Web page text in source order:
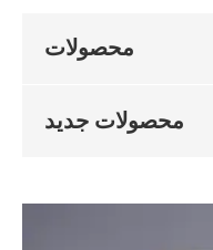
محصولات
محصولات جدید